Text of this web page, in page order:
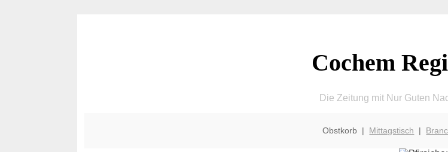
Cochem
Die Zeitung mit Nur Guten
Obstkorb | Mittagstisch |